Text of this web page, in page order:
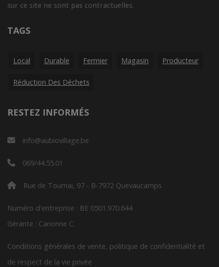
sur ce site ne sont pas contractuelles.
TAGS
Local Durable Fermier Magasin Producteur
Réduction Des Déchets
RESTEZ INFORMÉS
info@aubiovillage.be
069/44.55.01
Rue de Tournai, 97 - B-7972 Quevaucamps
Numéro d'entreprise : BE 0501.970.644
Gérante : Canonne C.
Conditions générales de vente, politique de confidentialité et
de respect de la vie privée